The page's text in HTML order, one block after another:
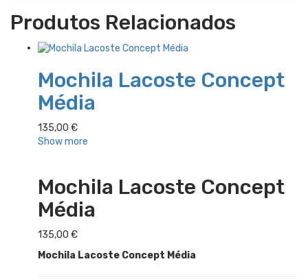
Produtos Relacionados
Mochila Lacoste Concept
Média
135,00 €
Show more
Mochila Lacoste Concept
Média
135,00 €
Mochila Lacoste Concept Média